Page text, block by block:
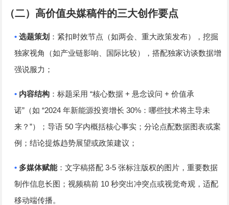
（二）高价值央媒稿件的三大创作要点
• 选题策划 ：紧扣时效节点（如两会、重大政策发布），挖掘
独家视角（如产业链影响、国际比较），搭配独家访谈数据增
强说服力；
• 内容结构：标题采用 “核心数据 + 悬念设问 + 价值承
诺”（如 “2024 年新能源投资增长 30%：哪些技术将主导未
来？ ”）；导语 50 字内概括核心事实；分论点配数据图表或案
例；结论提炼趋势展望或政策建议；
• 多媒体赋能：文字稿搭配3-5 张标注版权的图片，重要数据
制作信息长图；视频稿前 10 秒突出冲突点或视觉奇观，适配
移动端传播。